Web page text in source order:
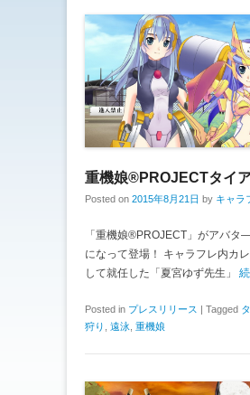
重機娘®PROJECTタイ
Posted on 2015年8月21日 by キャラ
「重機娘®PROJECT」がアバタ
になって登場！ キャラフレ内カ
して就任した「夏宮ゆず先生」
Posted in プレスリリース Tagged
狩り
遠泳 重機娘